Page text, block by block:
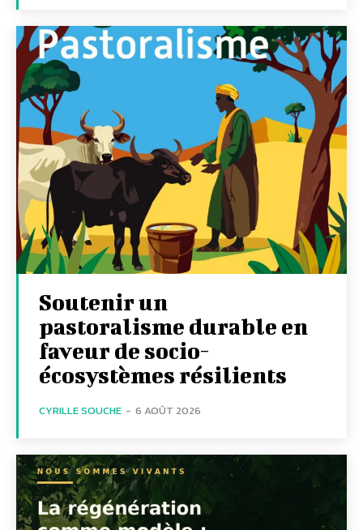
Soutenir un
pastoralisme durable en
faveur de socio-
écosystèmes résilients
CYRILLE SOUCHE - 6 AOÛT 2026